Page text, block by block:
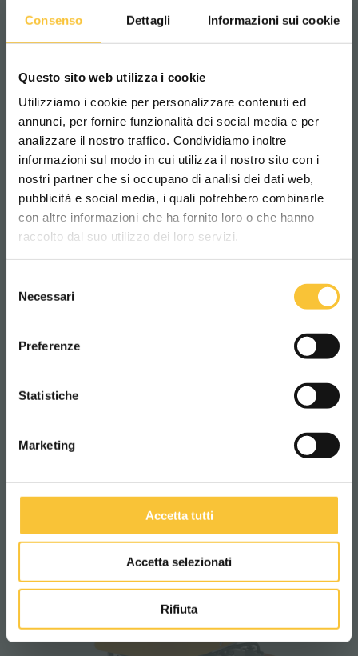
Consenso Dettagli Informazioni sui cookie
Questo sito web utilizza i cookie
Utilizziamo i cookie per personalizzare contenuti ed
annunci, per fornire funzionalità dei social media e per
analizzare il nostro traffico. Condividiamo inoltre
informazioni sul modo in cui utilizza il nostro sito con i
nostri partner che si occupano di analisi dei dati web,
pubblicità e social media, i quali potrebbero combinarle
con altre informazioni che ha fornito loro o che hanno
raccolto dal suo utilizzo dei loro servizi.
delNecessari
Preferenze
Statistiche
Marketing
Accetta tutti
Accetta selezionati
Rifiuta
diamond 100s AC
diamond 130
Scegli il paese in cui ti trovi e la tua
lingua per una migliore esperienza di
navigazione